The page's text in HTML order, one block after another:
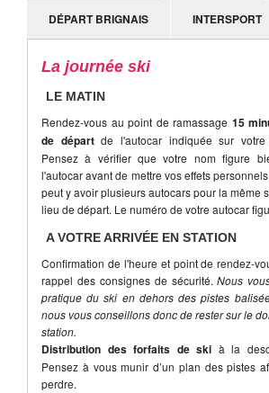
DÉPART BRIGNAIS INTERSPORT
La journée ski
LE MATIN
Rendez-vous au point de ramassage 15
de départde l'autocar indiquée sur votre
Pensez à vérifier que votre nom figure
l'autocar avant de mettre vos effets
peut y avoir plusieurs autocars pour la même
lieu de départ. Le numéro de votre autocar
A VOTRE ARRIVÉE EN STATION
Confirmation de l'heure et point de rendez-
rappel des consignes de sécurité.Nous
pratique du ski en dehors des pistes
nous vous conseillons donc de rester sur le
station.
Distribution des forfaits de ski à la
Pensez à vous munir d’un plan des pistes
perdre.